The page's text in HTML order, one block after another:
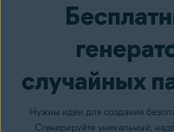
случайных
Нужны идеи для создания
Сгенерируйте уникальный,